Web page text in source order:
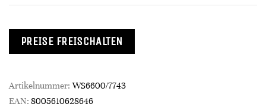
PREISE FREISCHALTEN
Artikelnummer: WS6600/7743
EAN: 8005610628646